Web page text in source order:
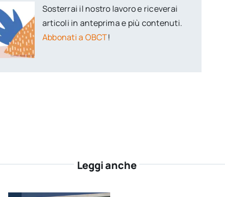
Sosterrai il nostro lavoro e riceverai
articoli in anteprima e più contenuti.
Abbonati a OBCT!
Leggi anche